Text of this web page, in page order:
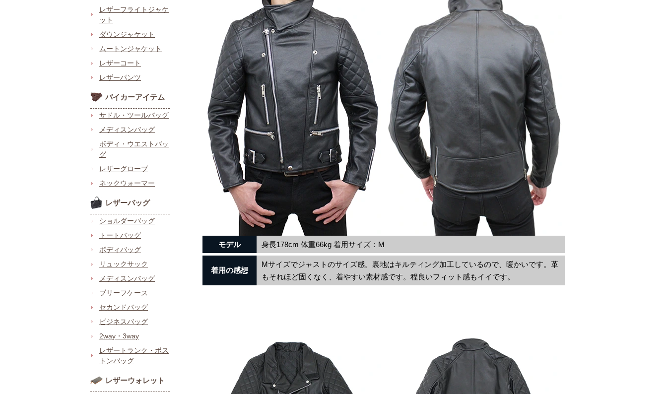
レザーフライトジャケ
ット
ダウンジャケット
ムートンジャケット
レザーコート
レザーパンツ
バイカーアイテム
サドル・ツールバッグ
メディスンバッグ
ボディ・ウエストバッ
グ
レザーグローブ
ネックウォーマー
レザーバッグ
ショルダーバッグ
トートバッグ
ボディバッグ
リュックサック
メディスンバッグ
ブリーフケース
セカンドバッグ
ビジネスバッグ
2way・3way
レザートランク・ボス
トンバッグ
レザーウォレット
モデル 身長178cm 体重66kg 着用サイズ：M
着用の感想
Mサイズでジャストのサイズ感。裏地はキルティング加工しているので、暖かいです。革
もそれほど固くなく、着やすい素材感です。程良いフィット感もイイです。